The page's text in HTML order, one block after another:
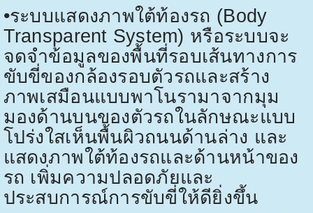
•ระบบแสดงภาพใต้ท้องรถ (Body
Transparent System) หรือระบบจะ
จดจำข้อมูลของพื้นที่รอบเส้นทางการ
ขับขี่ของกล้องรอบตัวรถและสร้าง
ภาพเสมือนแบบพาโนรามาจากมุม
มองด้านบนของตัวรถในลักษณะแบบ
โปร่งใสเห็นพื้นผิวถนนด้านล่าง และ
แสดงภาพใต้ท้องรถและด้านหน้าของ
รถ เพิ่มความปลอดภัยและ
ประสบการณ์การขับขี่ให้ดียิ่งขึ้น